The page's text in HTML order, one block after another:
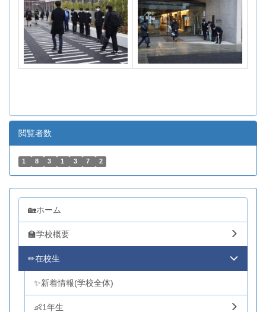
閲覧者数
1 8 3 1 3 7 2
🏡ホーム
🏫学校概要
✏在校生
✨新着情報(学校全体)
👶1年生